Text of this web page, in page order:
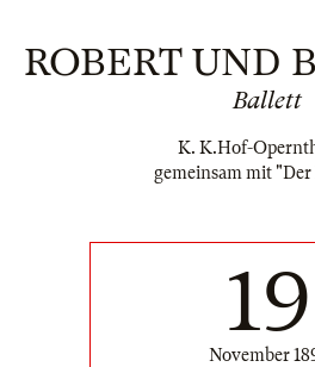
ROBERT UND
Ballett
K. K.Hof-
gemeinsam mit "Der
19
November